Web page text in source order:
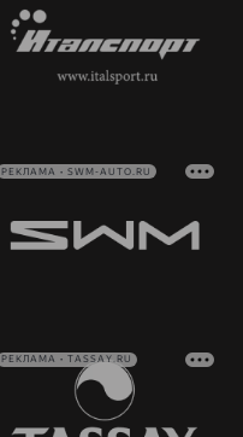
РЕКЛАМА • SWM-AUTO.RU
РЕКЛАМА • TASSAY.RU